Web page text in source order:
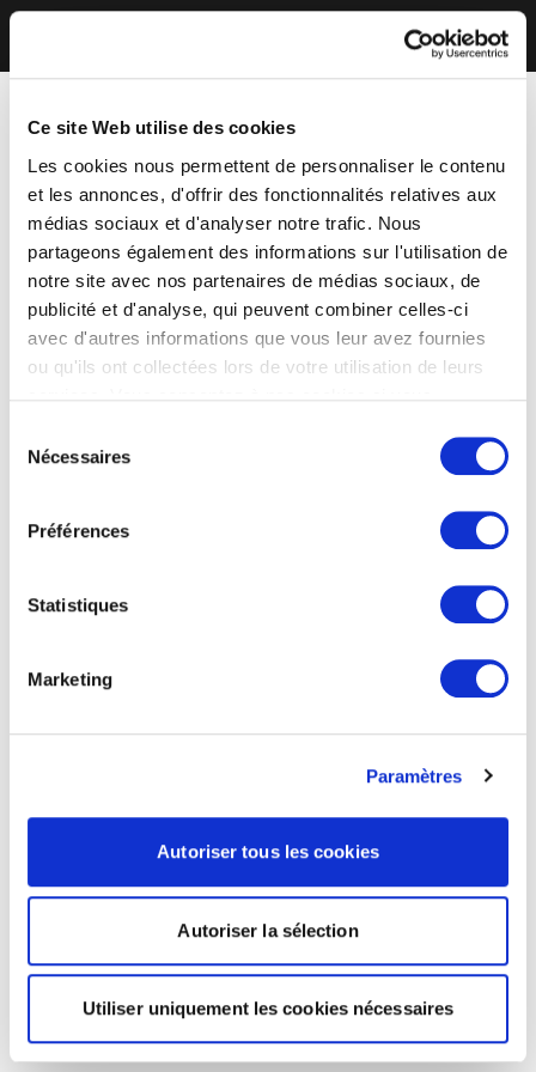
Ce site Web utilise des cookies
Les cookies nous permettent de personnaliser le contenu
et les annonces, d'offrir des fonctionnalités relatives aux
médias sociaux et d'analyser notre trafic. Nous
partageons également des informations sur l'utilisation de
notre site avec nos partenaires de médias sociaux, de
publicité et d'analyse, qui peuvent combiner celles-ci
avec d'autres informations que vous leur avez fournies
ou qu'ils ont collectées lors de votre utilisation de leurs
Nécessaires
Préférences
Statistiques
Marketing
Paramètres
Autoriser tous les cookies
Autoriser la sélection
Utiliser uniquement les cookies nécessaires